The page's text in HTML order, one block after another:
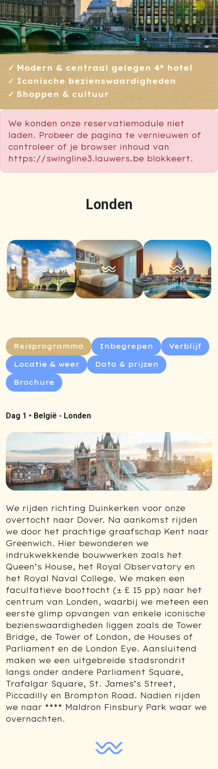
Modern & centraal gelegen 4* hotel
Iconische bezienswaardigheden
Shoppen & cultuur
We konden onze reservatiemodule niet
laden. Probeer de pagina te vernieuwen of
controleer of je browser inhoud van
https://swingline3.lauwers.be blokkeert.
Londen
Reisprogramma Inbegrepen Verblijf
Locatie & weer Data & prijzen
Brochure
Dag 1 • België - Londen
We rijden richting Duinkerken voor onze
overtocht naar Dover. Na aankomst rijden
we door het prachtige graafschap Kent naar
Greenwich. Hier bewonderen we
indrukwekkende bouwwerken zoals het
Queen’s House, het Royal Observatory en
het Royal Naval College. We maken een
facultatieve boottocht (± £ 15 pp) naar het
centrum van Londen, waarbij we meteen een
eerste glimp opvangen van enkele iconische
bezienswaardigheden liggen zoals de Tower
Bridge, de Tower of London, de Houses of
Parliament en de London Eye. Aansluitend
maken we een uitgebreide stadsrondrit
langs onder andere Parliament Square,
Trafalgar Square, St. James’s Street,
Piccadilly en Brompton Road. Nadien rijden
we naar **** Maldron Finsbury Park waar we
overnachten.